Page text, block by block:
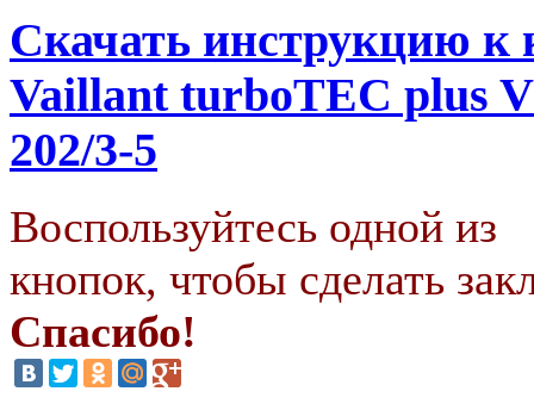
Скачать инструкцию к
Vaillant turboTEC plus
202/3-5
Воспользуйтесь одной из
кнопок, чтобы сделать
Спасибо!